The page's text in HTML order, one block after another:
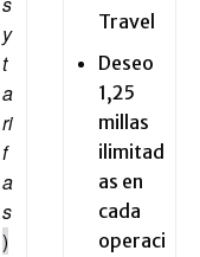
y
t
a
ri
f
a
s
)
Travel
Deseo
1,25
millas
ilimitad
as en
cada
operaci